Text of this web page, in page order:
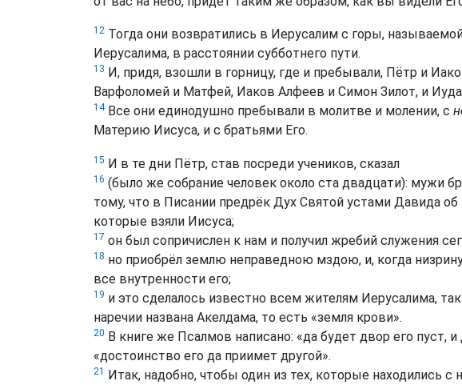
12 Тогда они возвратились в Иерусалим с горы,
Иерусалима, в расстоянии субботнего пути.
13 И, придя, взошли в горницу, где и пребывали, Пётр и
Варфоломей и Матфей, Иаков Алфеев и Симон Зилот, и
14Все они единодушно пребывали в молитве и молении, с
Материю Иисуса, и с братьями Его.
15 И в те дни Пётр, став посреди учеников, сказал
16 (было же собрание человек около ста двадцати): мужи
тому, что в Писании предрёк Дух Святой устами Давида
которые взяли Иисуса;
17 он был сопричислен к нам и получил жребий служения
18 но приобрёл землю неправедною мздою, и, когда
все внутренности его;
19 и это сделалось известно всем жителям Иерусалима,
наречии названа Акелдама, то есть «земля крови».
20 В книге же Псалмов написано: «да будет двор его пуст,
«достоинство его да приимет другой».
21 Итак, надобно, чтобы один из тех, которые находились